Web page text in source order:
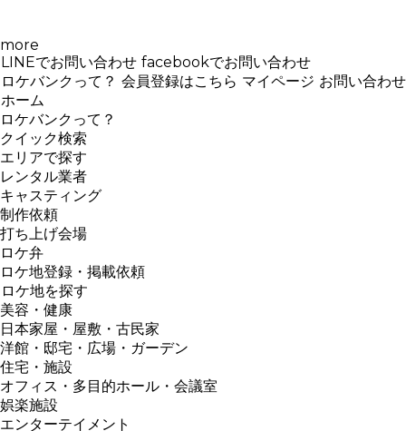
more
LINEでお問い合わせ facebookでお問い合わせ
ロケバンクって？ 会員登録はこちら マイページ お問い合わせ
ホーム
ロケバンクって？
クイック検索
エリアで探す
レンタル業者
キャスティング
制作依頼
打ち上げ会場
ロケ弁
ロケ地登録・掲載依頼
ロケ地を探す
美容・健康
日本家屋・屋敷・古民家
洋館・邸宅・広場・ガーデン
住宅・施設
オフィス・多目的ホール・会議室
娯楽施設
エンターテイメント